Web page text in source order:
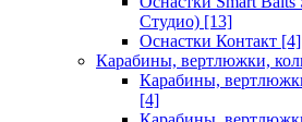
Студио) [13]
Оснастки Контакт [4]
Карабины, вертлюжки,
Карабины,
[4]